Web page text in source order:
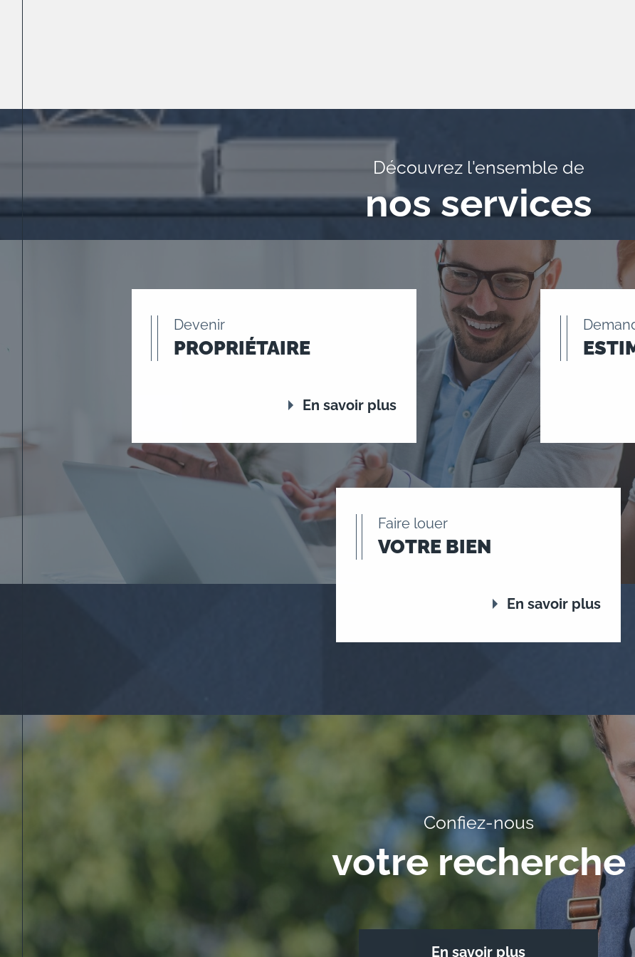
Découvrez l'ensemble de
nos services
Devenir
PROPRIÉTAIRE
En savoir plus
Faire louer
VOTRE BIEN
En savoir plus
Confiez-nous
votre recherche
En savoir plus